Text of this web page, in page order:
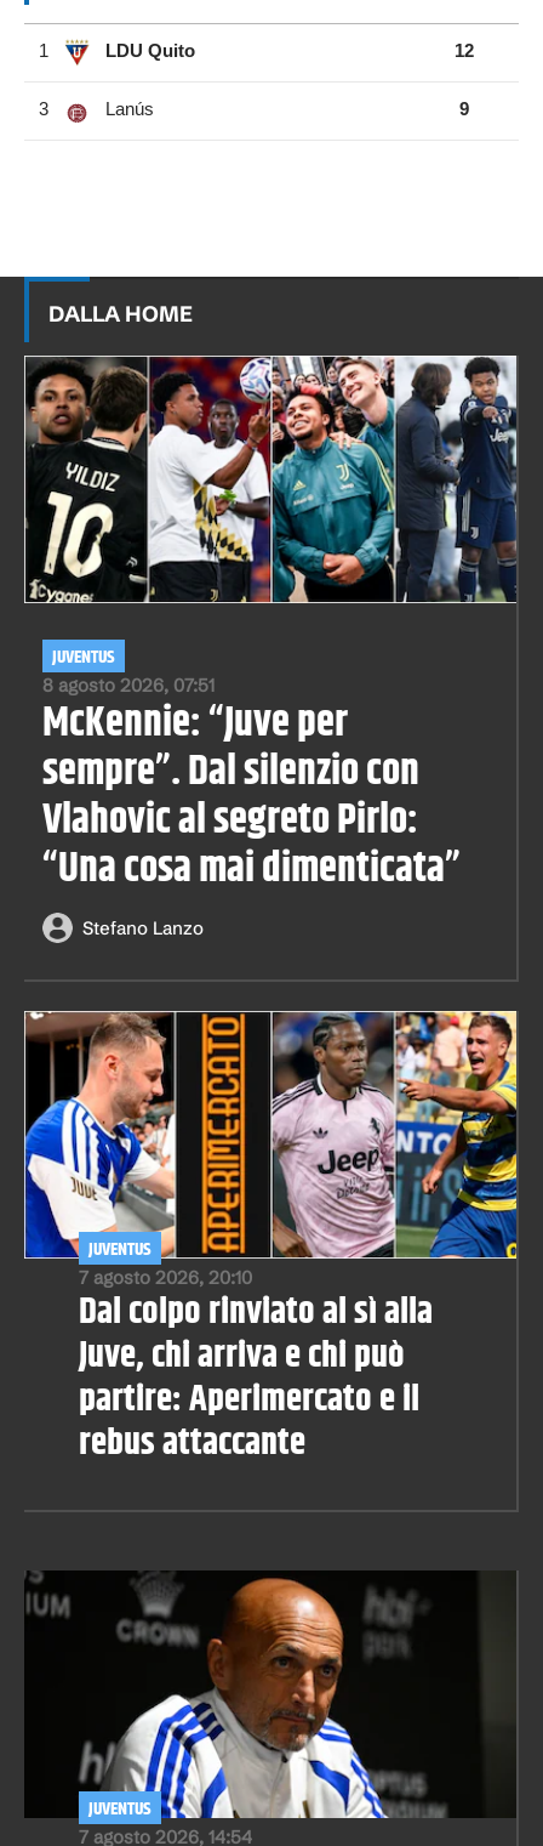
1 LDU Quito 12
3 Lanús 9
DALLA HOME
8 agosto 2026, 07:51
JUVENTUS
McKennie: “Juve per
sempre”. Dal silenzio con
Vlahovic al segreto Pirlo:
“Una cosa mai dimenticata”
Stefano Lanzo
7 agosto 2026, 20:10
JUVENTUS
Dal colpo rinviato al sì alla
Juve, chi arriva e chi può
partire: Aperimercato e il
rebus attaccante
7 agosto 2026, 14:54
JUVENTUS